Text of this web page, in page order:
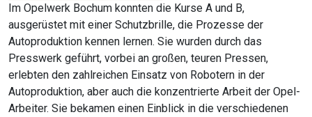
Im Opelwerk Bochum konnten die Kurse A und B,
ausgerüstet mit einer Schutzbrille, die Prozesse der
Autoproduktion kennen lernen. Sie wurden durch das
Presswerk geführt, vorbei an großen, teuren Pressen,
erlebten den zahlreichen Einsatz von Robotern in der
Autoproduktion, aber auch die konzentrierte Arbeit der Opel-
Arbeiter. Sie bekamen einen Einblick in die verschiedenen